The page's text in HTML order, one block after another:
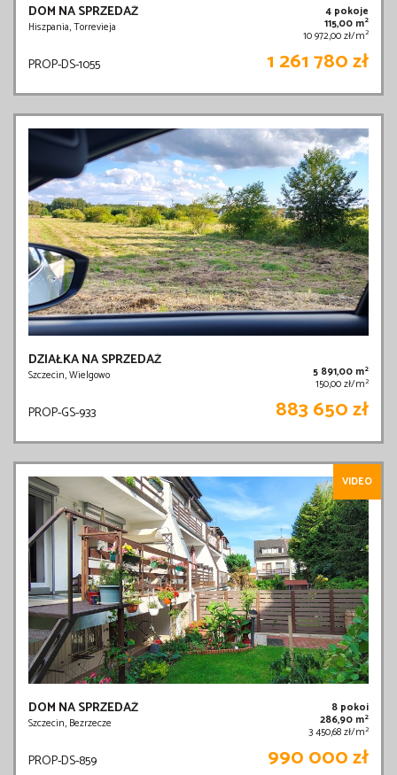
DOM NA SPRZEDAŻ
Hiszpania, Torrevieja
4 pokoje
115,00 m2
10 972,00 zł/m2
PROP-DS-1055 1 261 780 zł
DZIAŁKA NA SPRZEDAŻ
Szczecin, Wielgowo 5 891,00 m2
150,00 zł/m2
PROP-GS-933 883 650 zł
VIDEO
DOM NA SPRZEDAŻ
Szczecin, Bezrzecze
8 pokoi
286,90 m2
3 450,68 zł/m2
PROP-DS-859 990 000 zł